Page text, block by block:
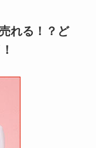
れる！？ど